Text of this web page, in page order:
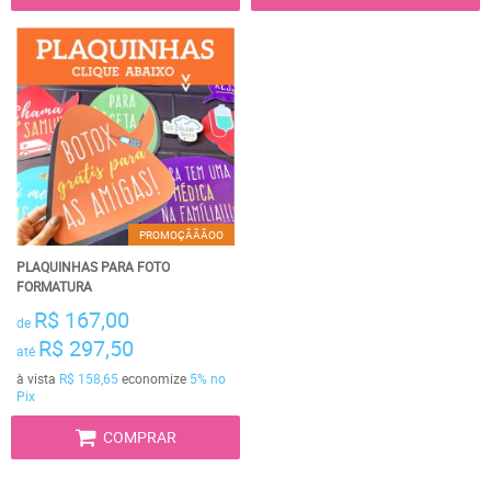
PROMOÇÃÃÃOO
PLAQUINHAS PARA FOTO
FORMATURA
de R$ 167,00
até R$ 297,50
à vista R$ 158,65economize 5%no
Pix
COMPRAR